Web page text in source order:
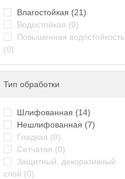
Влагостойкая (21)
Водостойкая (0)
Повышенная водостойкость
(0)
Тип обработки
Шлифованная (14)
Нешлифованная (7)
Гладкая (0)
Сетчатая (0)
Защитный, декоративный
слой (0)